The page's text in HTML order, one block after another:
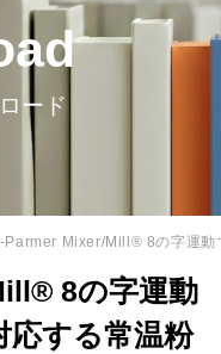
ード
Mixer/Mill® 8の字運動
8の字運動
応する常温粉